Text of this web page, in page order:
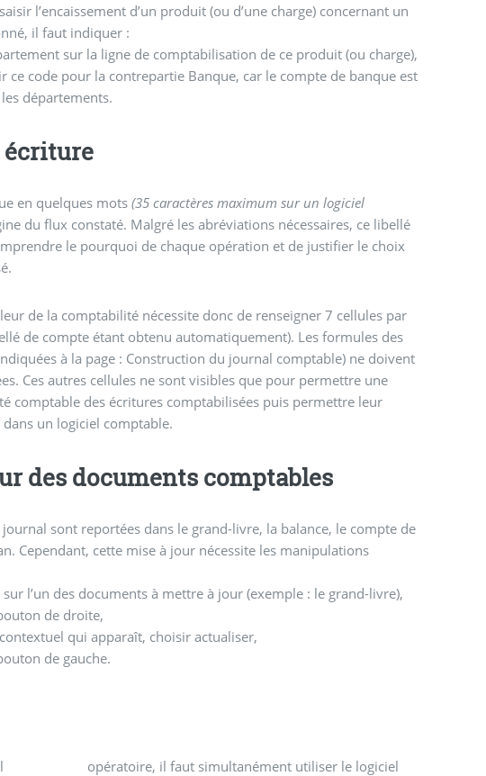
l’encaissement d’un produit (ou d’une charge) concernant un
il faut indiquer :
sur la ligne de comptabilisation de ce produit (ou charge),
ce code pour la contrepartie Banque, car le compte de banque est
départements.
écriture
en quelques mots (35 caractères maximum sur un logiciel
du flux constaté. Malgré les abréviations nécessaires, ce libellé
le pourquoi de chaque opération et de justifier le choix
de la comptabilité nécessite donc de renseigner 7 cellules par
de compte étant obtenu automatiquement). Les formules des
à la page : Construction du journal comptable) ne doivent
Ces autres cellules ne sont visibles que pour permettre une
comptable des écritures comptabilisées puis permettre leur
un logiciel comptable.
des documents comptables
sont reportées dans le grand-livre, la balance, le compte de
Cependant, cette mise à jour nécessite les manipulations
l’un des documents à mettre à jour (exemple : le grand-livre),
de droite,
qui apparaît, choisir actualiser,
de gauche.
opératoire, il faut simultanément utiliser le logiciel